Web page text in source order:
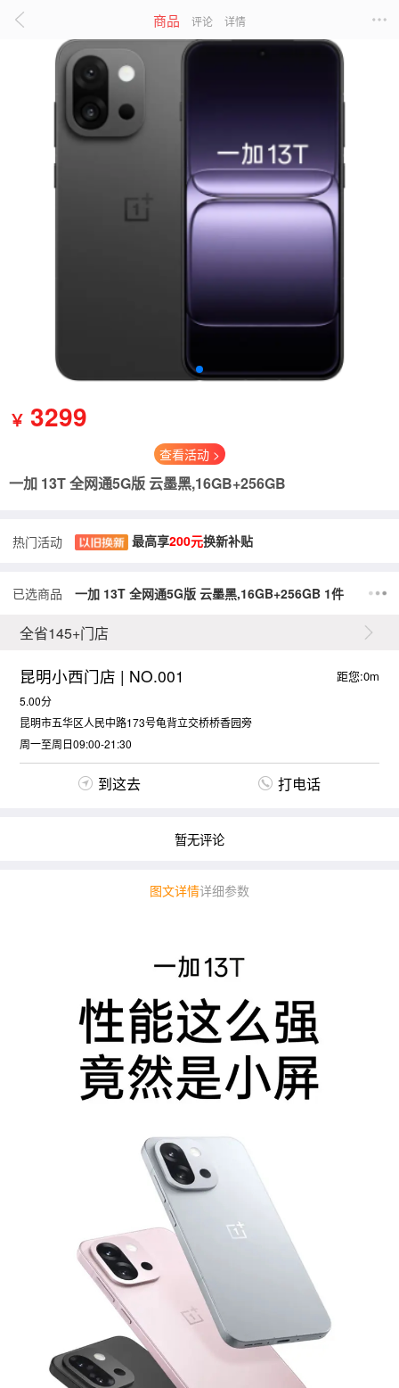
商品 评论 详情
￥ 3299
查看活动 >
一加 13T 全网通5G版 云墨黑,16GB+256GB
热门活动 最高享200元换新补贴
已选商品 一加 13T 全网通5G版 云墨黑,16GB+256GB 1件
全省145+门店
昆明小西门店 | NO.001 距您:0m
5.00分
昆明市五华区人民中路173号龟背立交桥桥香园旁
周一至周日09:00-21:30
到这去 打电话
暂无评论
图文详情详细参数